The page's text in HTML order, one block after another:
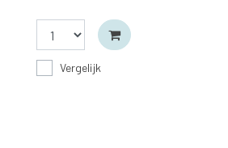
Vergelijk